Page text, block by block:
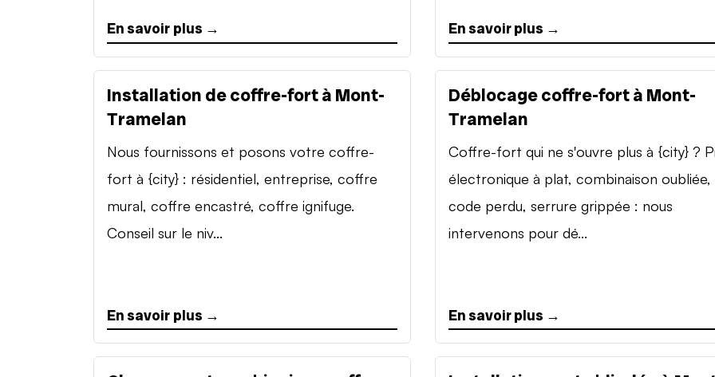
En savoir plus → En savoir plus →
Installation de coffre-fort à Mont-
Tramelan
Nous fournissons et posons votre coffre-
fort à {city} : résidentiel, entreprise, coffre
mural, coffre encastré, coffre ignifuge.
Conseil sur le niv...
En savoir plus →
Déblocage coffre-fort à Mont-
Tramelan
Coffre-fort qui ne s'ouvre plus à {city} ?
électronique à plat, combinaison oubliée,
code perdu, serrure grippée : nous
intervenons pour dé...
En savoir plus →